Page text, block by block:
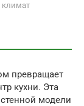
климат
превращает
кухни. Эта
модели